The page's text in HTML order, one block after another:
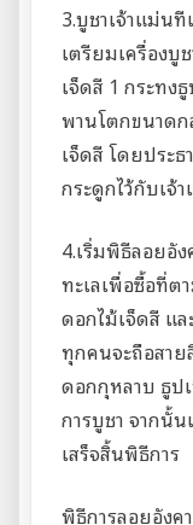
3.บูชาเจ้าแม่น
เตรียมเครื่องบู
เจ็ดสี 1 กระทง
พานโตกขนาดก
เจ็ดสี โดยประธ
กระดูกไว้กับเจ้
4.เริ่มพิธีลอยอั
ทะเลเพื่อซื้อที่ต
ดอกไม้เจ็ดสี แ
ทุกคนจะถือสา
ดอกกุหลาบ ธูป
การบูชา จากนั้
เสร็จสิ้นพิธีการ
พิธีการลอยอังค